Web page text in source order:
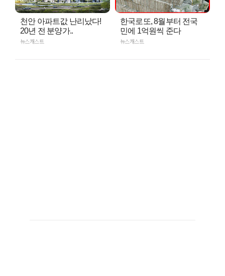
천안 아파트값 난리났다!
20년 전 분양가..
뉴스캐스트
한국로또, 8월부터 전국
민에 1억원씩 준다
뉴스캐스트